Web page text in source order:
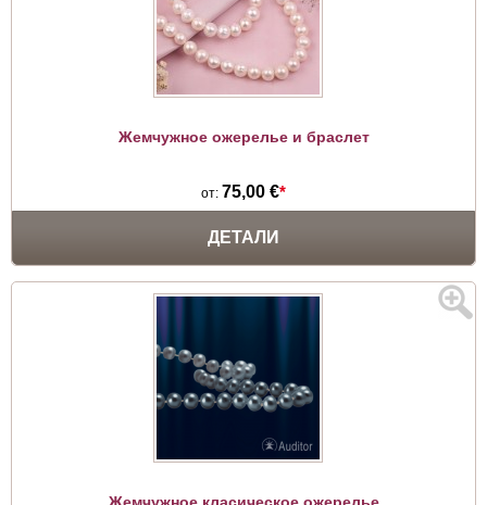
Жемчужное ожерелье и браслет
от: 75,00 €*
ДЕТАЛИ